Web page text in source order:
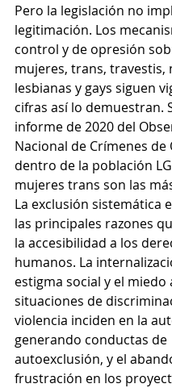
Pero la legislación no
legitimación. Los
control y de opresión
mujeres, trans, travestis,
lesbianas y gays siguen
cifras así lo demuestran.
informe de 2020 del
Nacional de Crímenes de
dentro de la población
mujeres trans son las
La exclusión sistemática
las principales razones
la accesibilidad a los
humanos. La
estigma social y el miedo
situaciones de
violencia inciden en la
generando conductas de
autoexclusión, y el
frustración en los